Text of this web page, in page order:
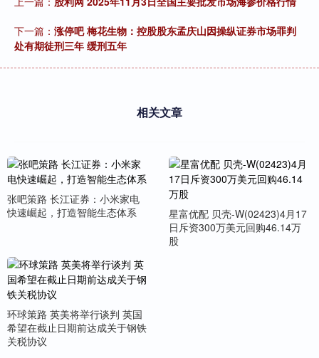
下一篇： 涨停吧 梅花生物：控股股东孟庆山因操纵证券市场罪判
处有期徒刑三年 缓刑五年
相关文章
张吧策路 长江证券：小米家电
快速崛起，打造智能生态体系
星富优配 贝壳-W(02423)4月17
日斥资300万美元回购46.14万
股
环球策路 英美将举行谈判 英国
希望在截止日期前达成关于钢铁
关税协议